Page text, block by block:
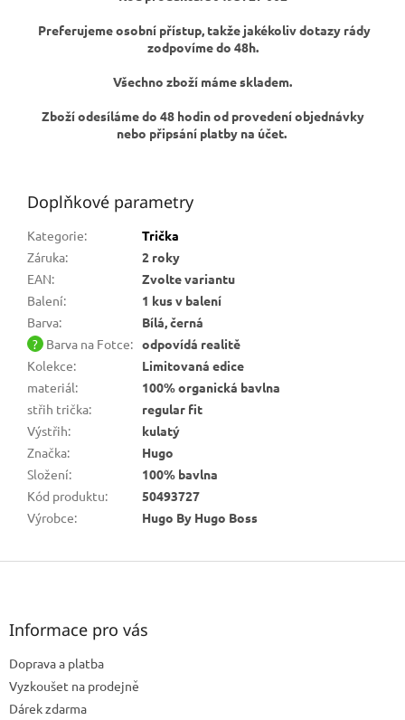
Preferujeme osobní přístup, takže jakékoliv dotazy rády
zodpovíme do 48h.
Všechno zboží máme skladem.
Zboží odesíláme do 48 hodin od provedení objednávky
nebo připsání platby na účet.
Doplňkové parametry
Kategorie:
Trička
Záruka:
2 roky
EAN:
Zvolte variantu
Balení:
1 kus v balení
Barva:
Bílá, černá
? Barva na Fotce: odpovídá realitě
Kolekce:
Limitovaná edice
materiál:
100% organická bavlna
střih trička:
regular fit
Výstřih:
kulatý
Značka:
Hugo
Složení:
100% bavlna
Kód produktu:
50493727
Výrobce: Hugo By Hugo Boss
Z
Informace pro vás
Doprava a platba
Vyzkoušet na prodejně
Dárek zdarma